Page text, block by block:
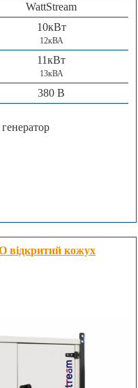
WattStream
10кВт
12кВА
11кВт
13кВА
380 В
відкритий кожух